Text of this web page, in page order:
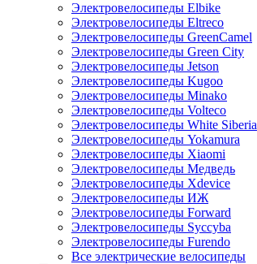
Электровелосипеды Elbike
Электровелосипеды Eltreco
Электровелосипеды GreenCamel
Электровелосипеды Green City
Электровелосипеды Jetson
Электровелосипеды Kugoo
Электровелосипеды Minako
Электровелосипеды Volteco
Электровелосипеды White Siberia
Электровелосипеды Yokamura
Электровелосипеды Xiaomi
Электровелосипеды Медведь
Электровелосипеды Xdevice
Электровелосипеды ИЖ
Электровелосипеды Forward
Электровелосипеды Syccyba
Электровелосипеды Furendo
Все электрические велосипеды